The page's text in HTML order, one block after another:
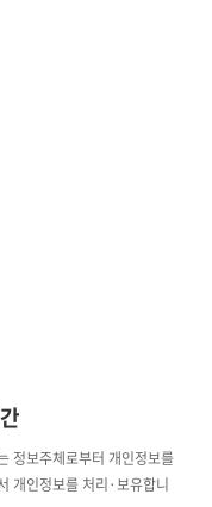
정보주체로부터 개인정보를
개인정보를 처리·보유합니